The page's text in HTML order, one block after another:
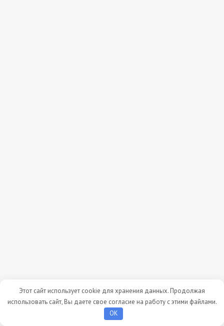
Этот сайт использует cookie для хранения данных. Продолжая
использовать сайт, Вы даете свое согласие на работу с этими файлами.
OK